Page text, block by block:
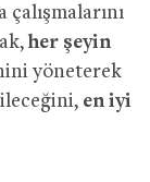
her şeyin
yöneterek
en iyi